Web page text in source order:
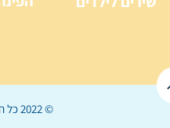
© 2022 כל הזכויות שמורות ל